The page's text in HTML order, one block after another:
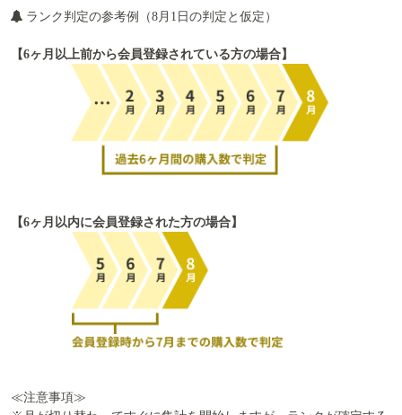
ランク判定の参考例（8月1日の判定と仮定）
【6ヶ月以上前から会員登録されている方の場合】
【6ヶ月以内に会員登録された方の場合】
≪注意事項≫